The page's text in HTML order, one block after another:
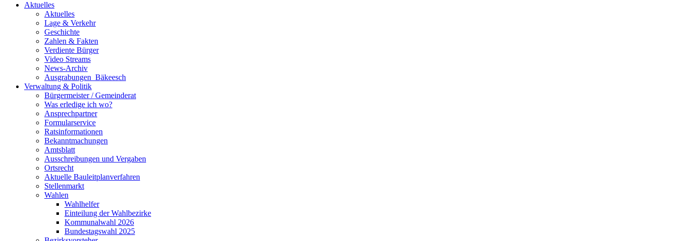
Aktuelles
Aktuelles
Lage & Verkehr
Geschichte
Zahlen & Fakten
Verdiente Bürger
Video Streams
News-Archiv
Ausgrabungen_Bäkeesch
Verwaltung & Politik
Bürgermeister / Gemeinderat
Was erledige ich wo?
Ansprechpartner
Formularservice
Ratsinformationen
Bekanntmachungen
Amtsblatt
Ausschreibungen und Vergaben
Ortsrecht
Aktuelle Bauleitplanverfahren
Stellenmarkt
Wahlen
Wahlhelfer
Einteilung der Wahlbezirke
Kommunalwahl 2026
Bundestagswahl 2025